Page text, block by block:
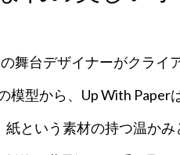
舞台デザイナーがクライ
模型から、Up With Paper
という素材の持つ温かみ